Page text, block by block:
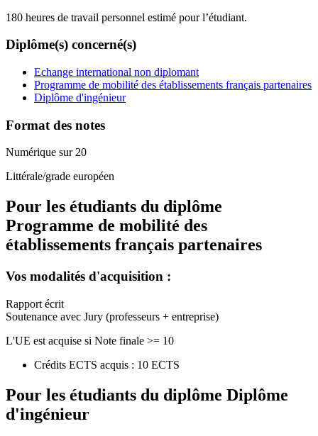
180 heures de travail personnel estimé pour l’étudiant.
Diplôme(s) concerné(s)
Echange international non diplomant
Programme de mobilité des établissements français partenaires
Diplôme d'ingénieur
Format des notes
Numérique sur 20
Littérale/grade européen
Pour les étudiants du diplôme
Programme de mobilité des
établissements français partenaires
Vos modalités d'acquisition :
Rapport écrit
Soutenance avec Jury (professeurs + entreprise)
L'UE est acquise si Note finale >= 10
Crédits ECTS acquis : 10 ECTS
Pour les étudiants du diplôme Diplôme
d'ingénieur